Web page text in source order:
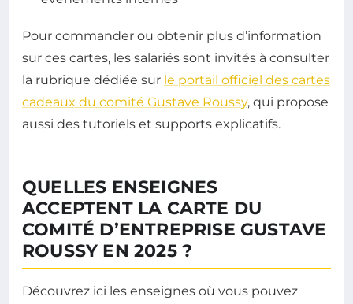
Pour commander ou obtenir plus d’information
sur ces cartes, les salariés sont invités à consulter
la rubrique dédiée sur le portail officiel des cartes
cadeaux du comité Gustave Roussy, qui propose
aussi des tutoriels et supports explicatifs.
QUELLES ENSEIGNES
ACCEPTENT LA CARTE DU
COMITÉ D’ENTREPRISE GUSTAVE
ROUSSY EN 2025 ?
Découvrez ici les enseignes où vous pouvez